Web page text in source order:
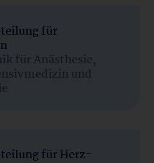
für
für Anästhesie,
und
für Herz-